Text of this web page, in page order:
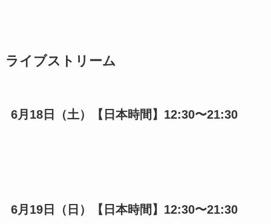
ライブストリーム
6月18日（土）【日本時間】12:30〜21:30
6月19日（日）【日本時間】12:30〜21:30